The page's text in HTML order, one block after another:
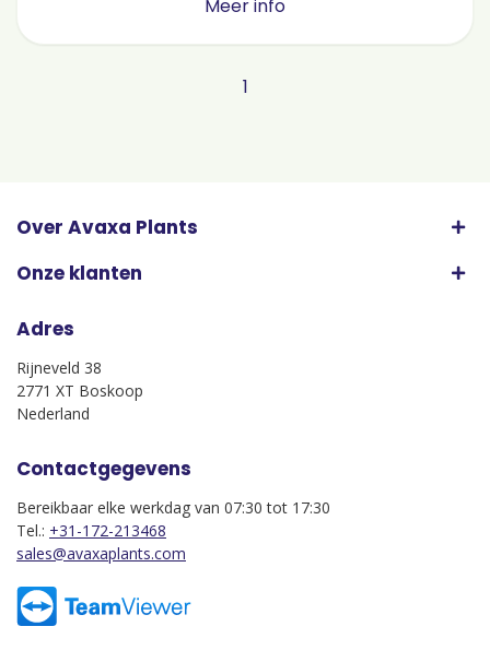
Meer info
1
Over Avaxa Plants
Onze klanten
Adres
Rijneveld 38
2771 XT Boskoop
Nederland
Contactgegevens
Bereikbaar elke werkdag van 07:30 tot 17:30
Tel.: +31-172-213468
sales@avaxaplants.com